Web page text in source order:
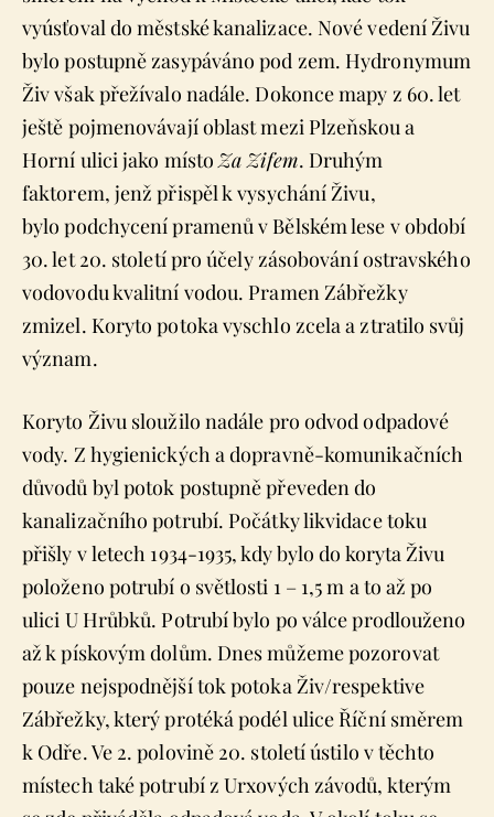
vyúsťoval do městské kanalizace. Nové vedení Živu
bylo postupně zasypáváno pod zem. Hydronymum
Živ však přežívalo nadále. Dokonce mapy z 60. let
ještě pojmenovávají oblast mezi Plzeňskou a
Horní ulici jako místoZa Zifem. Druhým
faktorem, jenž přispěl k vysychání Živu,
bylo podchycení pramenů v Bělském lese v období
30. let 20. století pro účely zásobování ostravského
vodovodu kvalitní vodou. Pramen Zábřežky
zmizel. Koryto potoka vyschlo zcela a ztratilo svůj
význam.
Koryto Živu sloužilo nadále pro odvod odpadové
vody. Z hygienických a dopravně-komunikačních
důvodů byl potok postupně převeden do
kanalizačního potrubí. Počátky likvidace toku
přišly v letech 1934-1935, kdy bylo do koryta Živu
položeno potrubí o světlosti 1 – 1,5 m a to až po
ulici U Hrůbků. Potrubí bylo po válce prodlouženo
až k pískovým dolům. Dnes můžeme pozorovat
pouze nejspodnější tok potoka Živ/respektive
Zábřežky, který protéká podél ulice Říční směrem
k Odře. Ve 2. polovině 20. století ústilo v těchto
místech také potrubí z Urxových závodů, kterým